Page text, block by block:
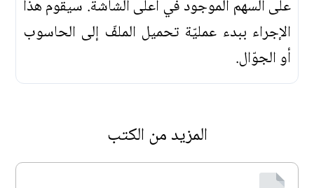
على السهم الموجود في أعلى الشاشة. سيقوم هذا
الإجراء ببدء عمليّة تحميل الملفّ إلى الحاسوب
أو الجوّال.
المزيد من الكتب